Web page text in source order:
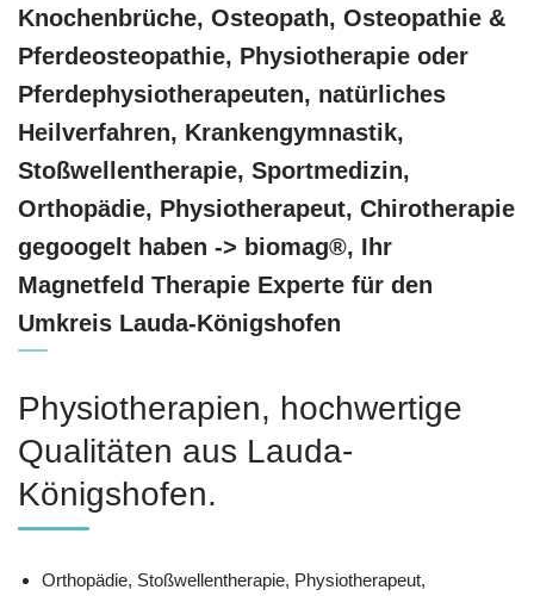
Knochenbrüche, Osteopath, Osteopathie &
Pferdeosteopathie, Physiotherapie oder
Pferdephysiotherapeuten, natürliches
Heilverfahren, Krankengymnastik,
Stoßwellentherapie, Sportmedizin,
Orthopädie, Physiotherapeut, Chirotherapie
gegoogelt haben -> biomag®, Ihr
Magnetfeld Therapie Experte für den
Umkreis Lauda-Königshofen
Physiotherapien, hochwertige
Qualitäten aus Lauda-
Königshofen.
Orthopädie, Stoßwellentherapie, Physiotherapeut,